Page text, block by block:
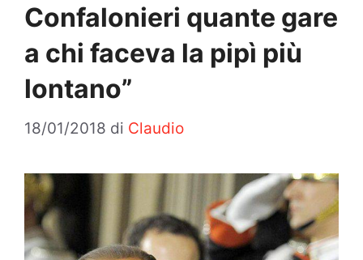
Confalonieri quante gare
a chi faceva la pipì più
lontano”
18/01/2018 di Claudio